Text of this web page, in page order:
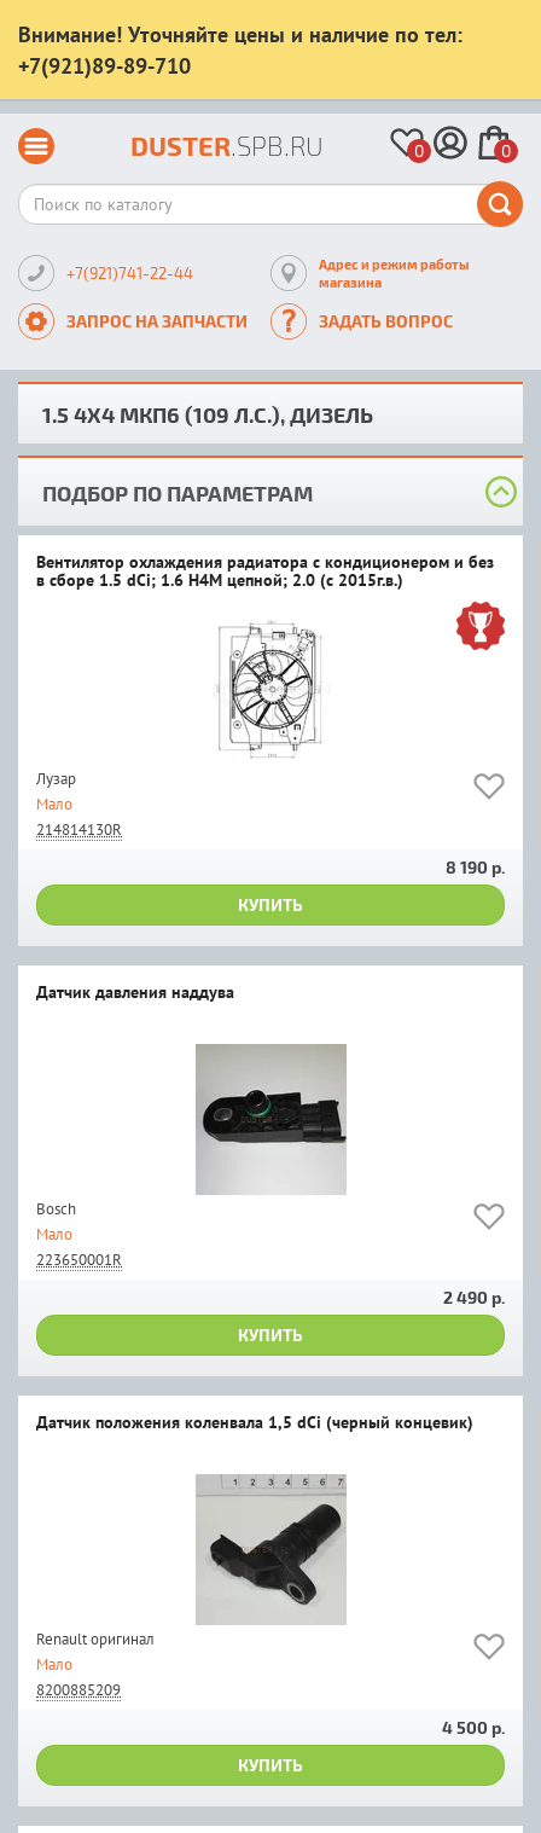
Внимание! Уточняйте цены и наличие по тел:
+7(921)89-89-710
DUSTER.SPB.RU 0 0
+7(921)741-22-44
Адрес и режим работы
магазина
ЗАПРОС НА ЗАПЧАСТИ ЗАДАТЬ ВОПРОС
1.5 4X4 MКП6 (109 Л.С.), ДИЗЕЛЬ
ПОДБОР ПО ПАРАМЕТРАМ
Вентилятор охлаждения радиатора с кондиционером и без
в сборе 1.5 dCi; 1.6 H4M цепной; 2.0 (c 2015г.в.)
Лузар
Мало
214814130R
8 190 р.
КУПИТЬ
Датчик давления наддува
Bosch
Мало
223650001R
2 490 р.
КУПИТЬ
Датчик положения коленвала 1,5 dCi (черный концевик)
Renault оригинал
Мало
8200885209
4 500 р.
КУПИТЬ